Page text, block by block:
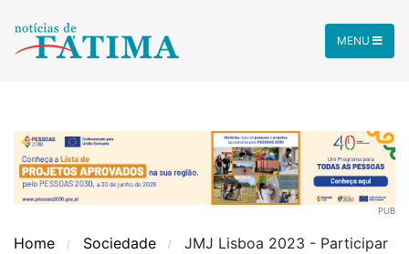
MENU
PUB
Home Sociedade
JMJ Lisboa 2023 - Participar